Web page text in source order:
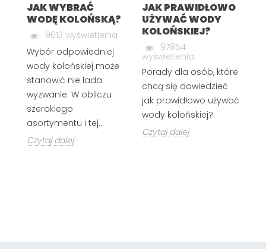
JAK WYBRAĆ
WODĘ KOLOŃSKĄ?
9613 wyświetlenia
Wybór odpowiedniej
wody kolońskiej może
stanowić nie lada
wyzwanie. W obliczu
szerokiego
asortymentu i tej...
Czytaj dalej
JAK PRAWIDŁOWO
UŻYWAĆ WODY
KOLOŃSKIEJ?
97854
wyświetlenia
Porady dla osób, które
chcą się dowiedzieć
jak prawidłowo używać
wody kolońskiej?
Czytaj dalej